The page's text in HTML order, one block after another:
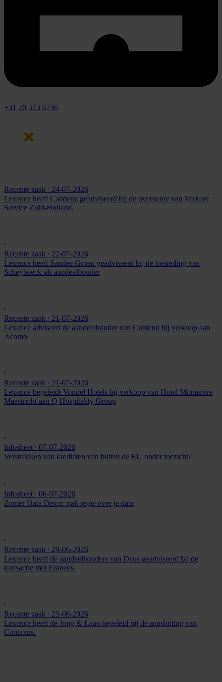
+31 20 573 6736
Recente zaak ⸱ 24-07-2026
Lexence heeft Caddenz geadviseerd bij de overname van Verkeer
Service Zuid-Holland.
Recente zaak ⸱ 22-07-2026
Lexence heeft Sandee Groen geadviseerd bij de toetreding van
Scheybeeck als aandeelhouder
Recente zaak ⸱ 21-07-2026
Lexence adviseert de aandeelhouder van Cublend bij verkoop aan
Acomo
Recente zaak ⸱ 21-07-2026
Lexence begeleidt Vondel Hotels bij verkoop van Hotel Monastère
Maastricht aan Q Hospitality Group
Infosheet ⸱ 07-07-2026
Verstrekken van kredieten van buiten de EU onder toezicht?
Infosheet ⸱ 06-07-2026
Zomer Data Detox: pak regie over je data
Recente zaak ⸱ 29-06-2026
Lexence heeft de aandeelhouders van Deus geadviseerd bij de
transactie met Eraneos.
Recente zaak ⸱ 25-06-2026
Lexence heeft de Jong & Laan begeleid bij de aansluiting van
Contaxus.